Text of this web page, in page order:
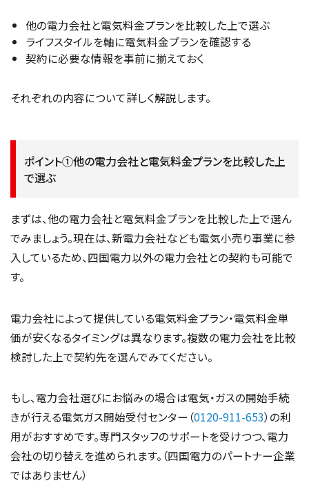
他の電力会社と電気料金プランを比較した上で選ぶ
ライフスタイルを軸に電気料金プランを確認する
契約に必要な情報を事前に揃えておく
それぞれの内容について詳しく解説します。
ポイント①他の電力会社と電気料金プランを比較した上
で選ぶ
まずは、他の電力会社と電気料金プランを比較した上で選ん
でみましょう。現在は、新電力会社なども電気小売り事業に参
入しているため、四国電力以外の電力会社との契約も可能で
す。
電力会社によって提供している電気料金プラン・電気料金単
価が安くなるタイミングは異なります。複数の電力会社を比較
検討した上で契約先を選んでみてください。
もし、電力会社選びにお悩みの場合は電気・ガスの開始手続
きが行える電気ガス開始受付センター（0120-911-653）の利
用がおすすめです。専門スタッフのサポートを受けつつ、電力
会社の切り替えを進められます。（四国電力のパートナー企業
ではありません）